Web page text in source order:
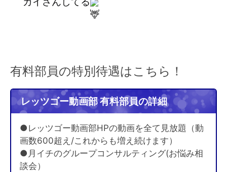
有料部員の特別待遇はこちら！
レッツゴー動画部 有料部員の詳細
●レッツゴー動画部HPの動画を全て見放題（動
画数600超え/これからも増え続けます）
●月イチのグループコンサルティング(お悩み相
談会）